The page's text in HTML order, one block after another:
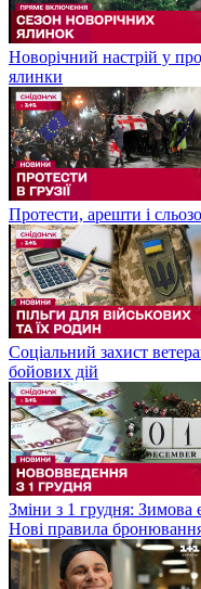
Новорічний настрій у
ялинки
Протести, арешти і
Соціальний захист
бойових дій
Зміни з 1 грудня: Зимова
Нові правила